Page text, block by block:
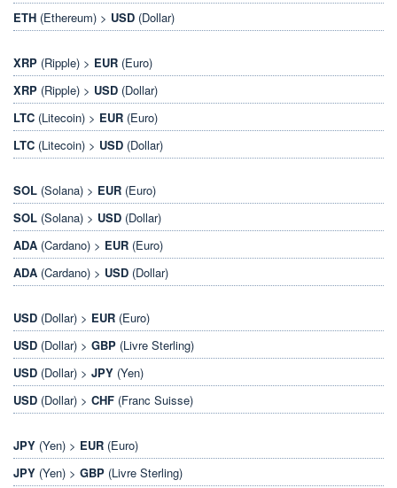
ETH (Ethereum) > USD (Dollar)
XRP (Ripple) > EUR (Euro)
XRP (Ripple) > USD (Dollar)
LTC (Litecoin) > EUR (Euro)
LTC (Litecoin) > USD (Dollar)
SOL (Solana) > EUR (Euro)
SOL (Solana) > USD (Dollar)
ADA (Cardano) > EUR (Euro)
ADA (Cardano) > USD (Dollar)
USD (Dollar) > EUR (Euro)
USD (Dollar) > GBP (Livre Sterling)
USD (Dollar) > JPY (Yen)
USD (Dollar) > CHF (Franc Suisse)
JPY (Yen) > EUR (Euro)
JPY (Yen) > GBP (Livre Sterling)